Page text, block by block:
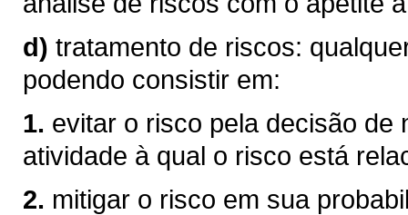
d) tratamento de riscos:
podendo consistir em:
1. evitar o risco pela decisão de
atividade à qual o risco está
2. mitigar o risco em sua